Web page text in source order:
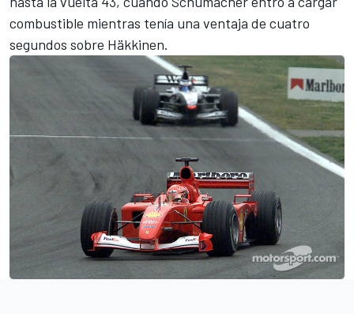
combustible mientras tenía una ventaja de cuatro
segundos sobre Häkkinen.